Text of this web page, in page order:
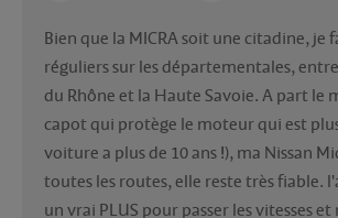
Bien que la MICRA soit une citadine, je
réguliers sur les départementales,
du Rhône et la Haute Savoie. A part le
capot qui protège le moteur qui est
voiture a plus de 10 ans !), ma Nissan
toutes les routes, elle reste très fiable.
un vrai PLUS pour passer les vitesses